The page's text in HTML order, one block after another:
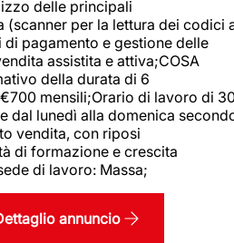
delle principali
(scanner per la lettura dei codici
di pagamento e gestione delle
assistita e attiva;COSA
della durata di 6
mensili;Orario di lavoro di
dal lunedì alla domenica
vendita, con riposi
di formazione e crescita
di lavoro: Massa;
annuncio